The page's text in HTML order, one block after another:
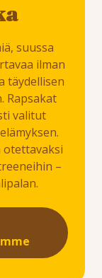
suussa
ilman
täydellisen
Rapsakat
valitut
otettavaksi
–